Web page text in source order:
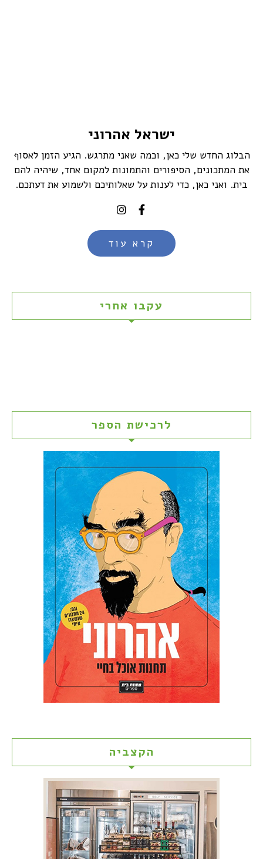
ישראל אהרוני
הבלוג החדש שלי כאן, וכמה שאני מתרגש. הגיע הזמן לאסוף
את המתכונים, הסיפורים והתמונות למקום אחד, שיהיה להם
בית. ואני כאן, כדי לענות על שאלותיכם ולשמוע את דעתכם.
קרא עוד
עקבו אחרי
לרכישת הספר
הקצביה